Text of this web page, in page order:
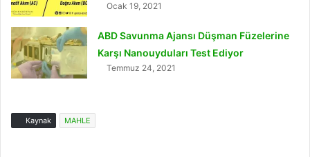
Ocak 19, 2021
ABD Savunma Ajansı Düşman Füzelerine
Karşı Nanouyduları Test Ediyor
Temmuz 24, 2021
Kaynak MAHLE